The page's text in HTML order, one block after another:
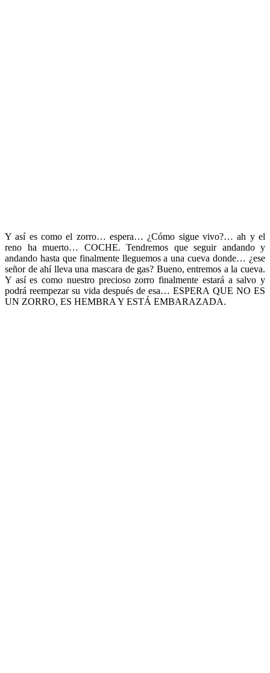
Y así es como el zorro… espera… ¿Cómo sigue vivo?… ah y el
reno ha muerto… COCHE. Tendremos que seguir andando y
andando hasta que finalmente lleguemos a una cueva donde… ¿ese
señor de ahí lleva una mascara de gas? Bueno, entremos a la cueva.
Y así es como nuestro precioso zorro finalmente estará a salvo y
podrá reempezar su vida después de esa… ESPERA QUE NO ES
UN ZORRO, ES HEMBRA Y ESTÁ EMBARAZADA.